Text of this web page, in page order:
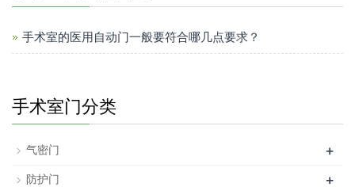
手术室的医用自动门一般要符合哪几点要求？
手术室门分类
气密门 +
防护门 +